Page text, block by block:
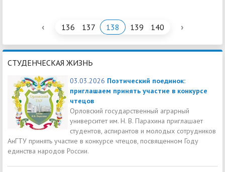
‹ 136 137 138 139 140 ›
СТУДЕНЧЕСКАЯ ЖИЗНЬ
03.03.2026 Поэтический поединок:
приглашаем принять участие в конкурсе
чтецов
Орловский государственный аграрный
университет им. Н. В. Парахина приглашает
студентов, аспирантов и молодых сотрудников
АнГТУ принять участие в конкурсе чтецов, посвященном Году
единства народов России.